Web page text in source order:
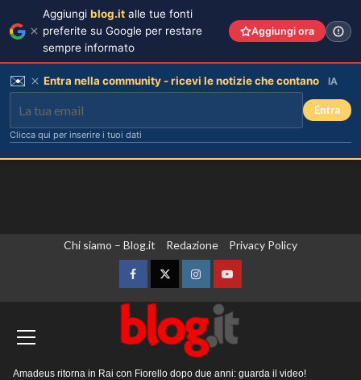
Chi siamo – Blog.it Redazione Privacy Policy
FacebookTwitterInstagramYouTube
Amadeus ritorna in Rai con Fiorello dopo due anni: guarda il video!
Aggiungi blog.it alle tue fonti
preferite su Google per restare
sempre informato
Aggiungi ora
✉️ Entra nella community - ricevi le notizie che contano IA
Entra
Clicca qui per inserire i tuoi dati